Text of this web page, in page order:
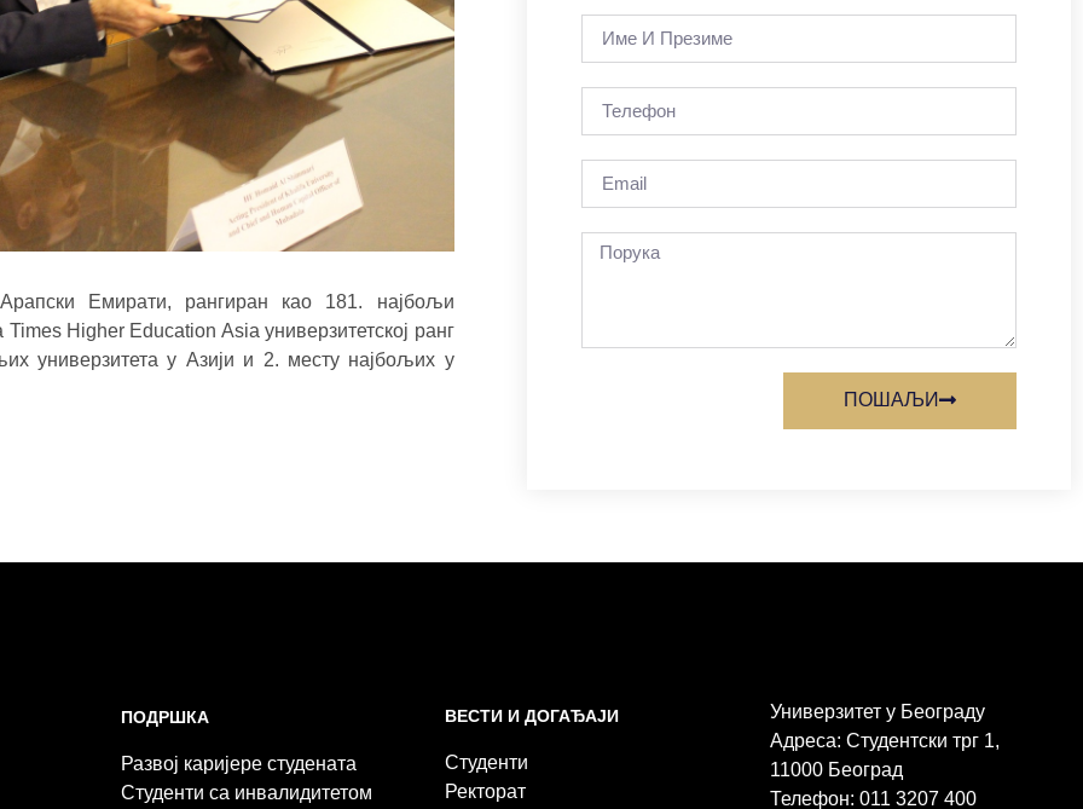
Емирати, рангиран као 181. најбољи
Higher Education Asiа универзитетској ранг
универзитета у Азији и 2. месту најбољих у
ПОШАЉИ
ПОДРШКА
Развој каријере студената
Студенти са инвалидитетом
ВЕСТИ И ДОГАЂАЈИ
Студенти
Ректорат
Универзитет у Београду
Адреса: Студентски трг 1,
11000 Београд
Телефон: 011 3207 400